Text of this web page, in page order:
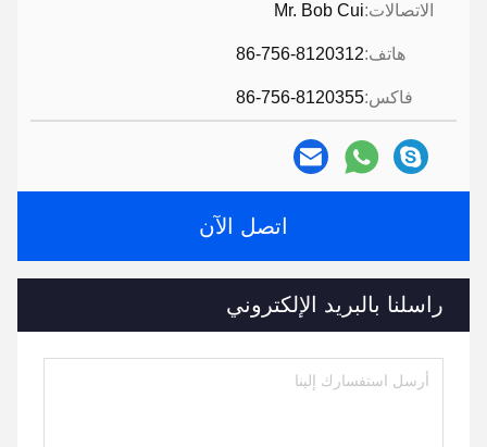
الاتصالات:Mr. Bob Cui
هاتف:86-756-8120312
فاكس:86-756-8120355
اتصل الآن
راسلنا بالبريد الإلكتروني